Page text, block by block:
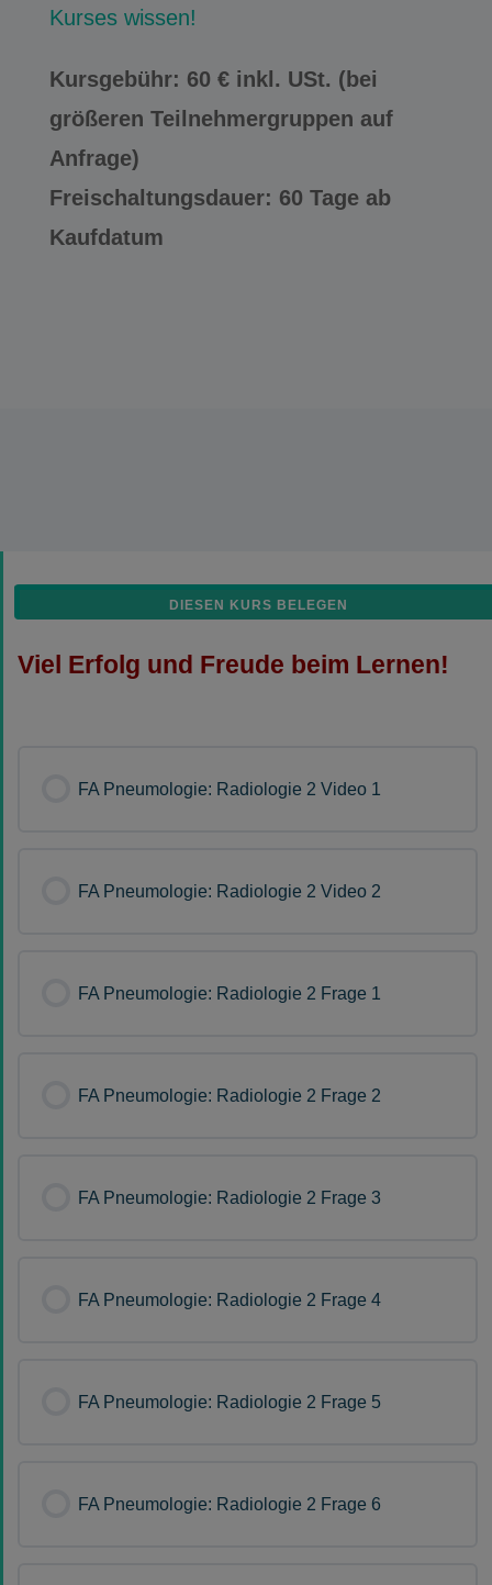
Kurses wissen!
Kursgebühr: 60 € inkl. USt. (bei
größeren Teilnehmergruppen auf
Anfrage)
Freischaltungsdauer: 60 Tage ab
Kaufdatum
DIESEN KURS BELEGEN
Viel Erfolg und Freude beim Lernen!
FA Pneumologie: Radiologie 2 Video 1
FA Pneumologie: Radiologie 2 Video 2
FA Pneumologie: Radiologie 2 Frage 1
FA Pneumologie: Radiologie 2 Frage 2
FA Pneumologie: Radiologie 2 Frage 3
FA Pneumologie: Radiologie 2 Frage 4
FA Pneumologie: Radiologie 2 Frage 5
FA Pneumologie: Radiologie 2 Frage 6